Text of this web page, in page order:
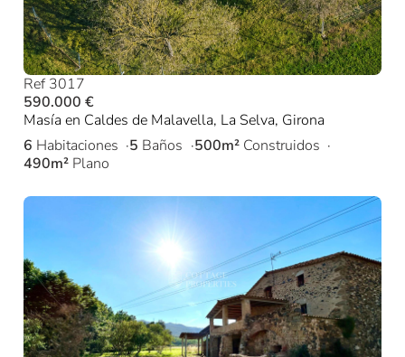
Ref 3017
590.000 €
Masía en Caldes de Malavella, La Selva, Girona
6 Habitaciones 5 Baños 500m² Construidos
490m² Plano